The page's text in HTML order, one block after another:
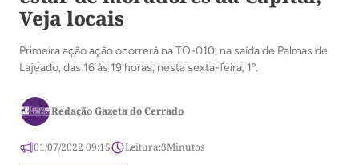
Veja locais
Primeira ação ação ocorrerá na TO-010, na saída de Palmas de
Lajeado, das 16 às 19 horas, nesta sexta-feira, 1º.
Redação Gazeta do Cerrado
01/07/2022 09:15 Leitura:3Minutos